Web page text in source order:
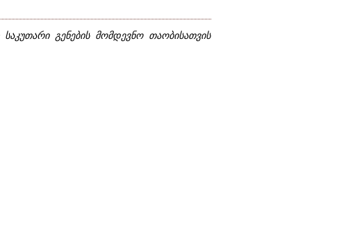
საკუთარი გენების მომდევნო თაობისათვის